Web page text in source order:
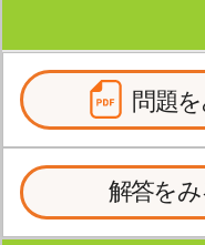
問題
解答をみ